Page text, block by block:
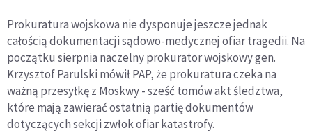
Prokuratura wojskowa nie dysponuje jeszcze jednak
całością dokumentacji sądowo-medycznej ofiar tragedii. Na
początku sierpnia naczelny prokurator wojskowy gen.
Krzysztof Parulski mówił PAP, że prokuratura czeka na
ważną przesyłkę z Moskwy - sześć tomów akt śledztwa,
które mają zawierać ostatnią partię dokumentów
dotyczących sekcji zwłok ofiar katastrofy.